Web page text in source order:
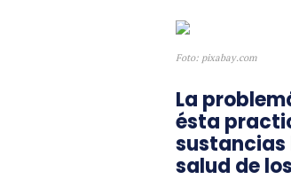
Foto: pixabay.com
La
ésta
sustancias
salud de